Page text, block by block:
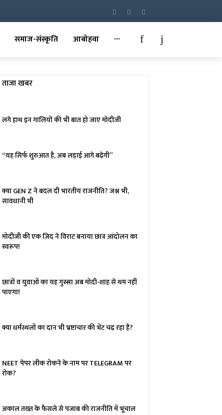
समाज-संस्कृति आबोहवा ···
ताजा खबर
लगे हाथ इन गालियों की भी बात हो जाए मोदीजी
“यह सिर्फ शुरुआत है, अब लड़ाई आगे बढ़ेगी”
क्या GEN Z ने बदल दी भारतीय राजनीति? जश्न भी,
सावधानी भी
मोदीजी की एक ज़िद ने विराट बनाया छात्र आंदोलन का
स्वरूप!
छात्रों व युवाओं का यह गुस्सा अब मोदी-शाह से थम नहीं
पाएगा!
क्या धर्मस्थलों का दान भी भ्रष्टाचार की भेंट चढ़ रहा है?
NEET पेपर लीक रोकने के नाम पर TELEGRAM पर
रोक?
अकाल तख्त के फैसले से पंजाब की राजनीति में भूचाल